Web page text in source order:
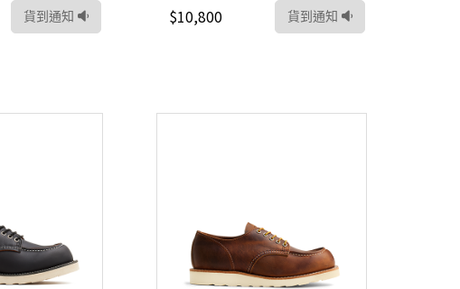
貨到通知 $10,800 貨到通知